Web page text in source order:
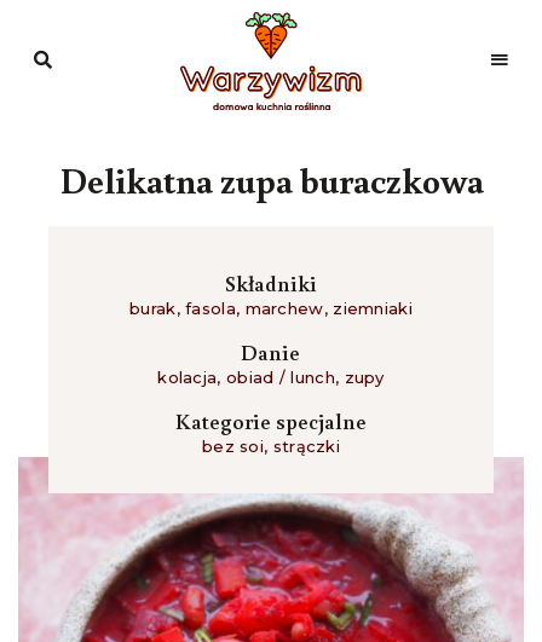
Domowa
Delikatna zupa buraczkowa
Składniki
burak,fasola, marchew, ziemniaki
Danie
kolacja, obiad / lunch, zupy
Kategorie specjalne
bez soi, strączki